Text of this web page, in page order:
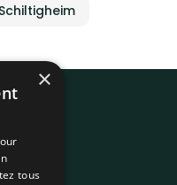
×
tous